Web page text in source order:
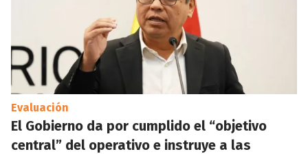
Evaluación
El Gobierno da por cumplido el “objetivo
central” del operativo e instruye a las